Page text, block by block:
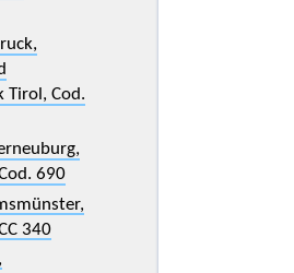
Tirol, Cod.
690
340